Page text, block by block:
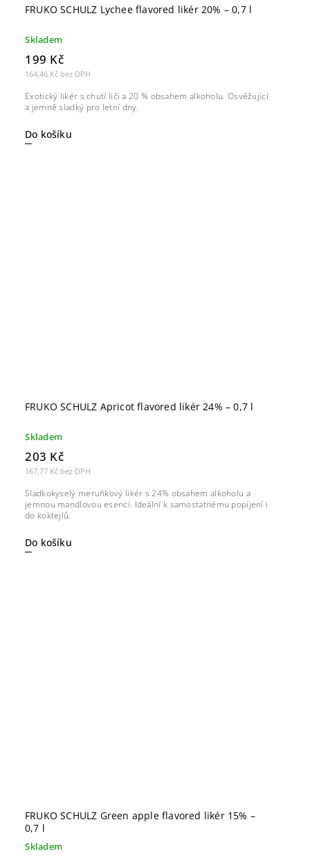
FRUKO SCHULZ Lychee flavored likér 20% – 0,7 l
Skladem
164,46 Kč bez DPH
199 Kč
Do košíku
Exotický likér s chutí liči a 20 % obsahem alkoholu. Osvěžující
a jemně sladký pro letní dny.
FRUKO SCHULZ Apricot flavored likér 24% – 0,7 l
Skladem
167,77 Kč bez DPH
203 Kč
Do košíku
Sladkokyselý meruňkový likér s 24% obsahem alkoholu a
jemnou mandlovou esencí. Ideální k samostatnému popíjení i
do koktejlů.
FRUKO SCHULZ Green apple flavored likér 15% –
0,7 l
Skladem